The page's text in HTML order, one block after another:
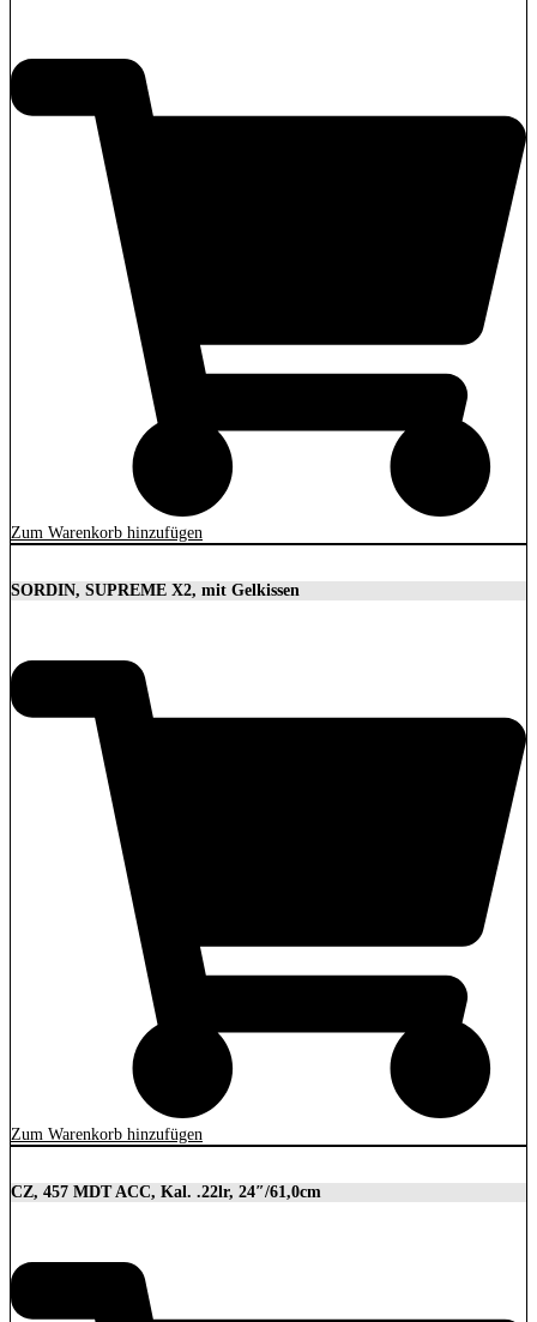
Zum Warenkorb hinzufügen
SORDIN, SUPREME X2, mit Gelkissen
Zum Warenkorb hinzufügen
CZ, 457 MDT ACC, Kal. .22lr, 24″/61,0cm